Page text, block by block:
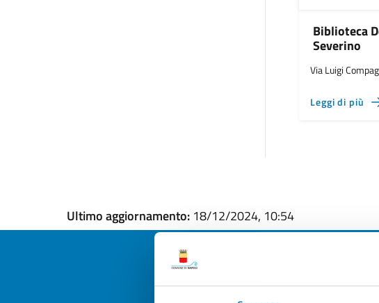
Biblioteca
Severino
Via Luigi
Leggi di più
Ultimo aggiornamento: 18/12/2024, 10:54